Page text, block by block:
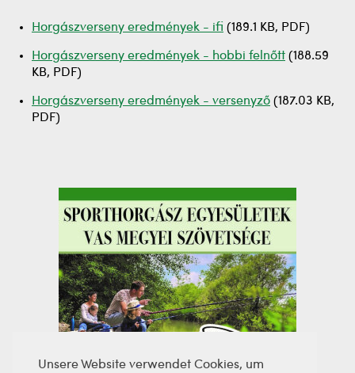
Unsere Website verwendet Cookies, um
Horgászverseny eredmények - ifi (189.1 KB, PDF)
Horgászverseny eredmények - hobbi felnőtt (188.59
KB, PDF)
Horgászverseny eredmények - versenyző (187.03 KB,
PDF)